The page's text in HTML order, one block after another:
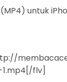
(MP4) untuk
flv]